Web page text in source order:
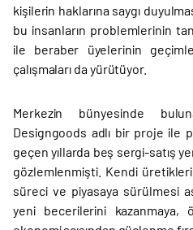
kişilerin haklarına saygı
bu insanların problemlerinin
ile beraber üyelerinin
çalışmaları da yürütüyor.
Merkezin bünyesinde
Designgoods adlı bir proje ile
geçen yıllarda beş sergi-satış
gözlemlenmişti. Kendi
süreci ve piyasaya sürülmesi
yeni becerilerini kazanmaya,